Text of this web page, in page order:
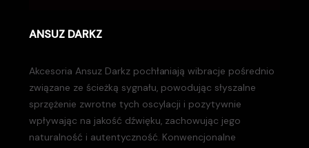
ANSUZ DARKZ
Akcesoria Ansuz Darkz pochłaniają wibracje pośrednio
związane ze ścieżką sygnału, powodując słyszalne
sprzężenie zwrotne tych oscylacji i pozytywnie
wpływając na jakość dźwięku, zachowując jego
naturalność i autentyczność. Konwencjonalne